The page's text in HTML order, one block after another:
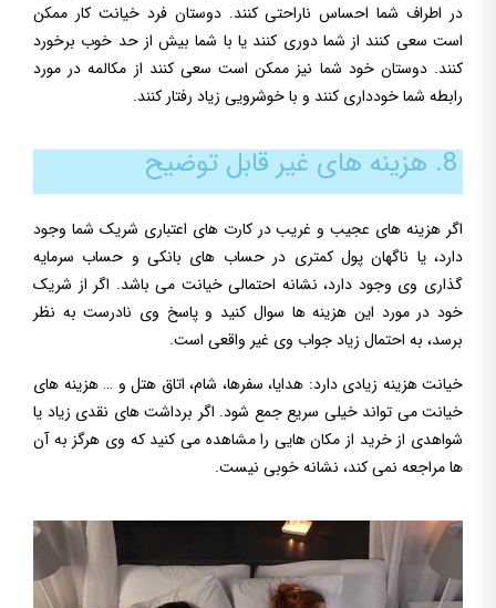
در اطراف شما احساس ناراحتی کنند. دوستان فرد خیانت کار ممکن
است سعی کنند از شما دوری کنند یا با شما بیش از حد خوب برخورد
کنند. دوستان خود شما نیز ممکن است سعی کنند از مکالمه در مورد
رابطه شما خودداری کنند و با خوشرویی زیاد رفتار کنند.
8. هزینه های غیر قابل توضیح
اگر هزینه های عجیب و غریب در کارت های اعتباری شریک شما وجود
دارد، یا ناگهان پول کمتری در حساب های بانکی و حساب سرمایه
گذاری وی وجود دارد، نشانه احتمالی خیانت می باشد. اگر از شریک
خود در مورد این هزینه ها سوال کنید و پاسخ وی نادرست به نظر
برسد، به احتمال زیاد جواب وی غیر واقعی است.
خیانت هزینه زیادی دارد: هدایا، سفرها، شام، اتاق هتل و … هزینه های
خیانت می تواند خیلی سریع جمع شود. اگر برداشت های نقدی زیاد یا
شواهدی از خرید از مکان هایی را مشاهده می کنید که وی هرگز به آن
ها مراجعه نمی کند، نشانه خوبی نیست.